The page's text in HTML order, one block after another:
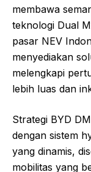
membawa
teknologi Dual
pasar NEV
menyediakan
melengkapi
lebih luas dan
Strategi BYD
dengan sistem
yang dinamis,
mobilitas yang